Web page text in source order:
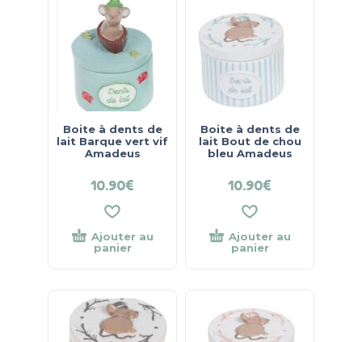
Boite à dents de
lait Barque vert vif
Amadeus
10.90€
Ajouter au
panier
Boite à dents de
lait Bout de chou
bleu Amadeus
10.90€
Ajouter au
panier